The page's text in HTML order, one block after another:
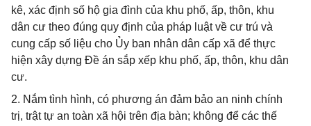
kê, xác định số hộ gia đình của khu phố, ấp, thôn, khu
dân cư theo đúng quy định của pháp luật về cư trú và
cung cấp số liệu cho Ủy ban nhân dân cấp xã để thực
hiện xây dựng Đề án sắp xếp khu phố, ấp, thôn, khu dân
cư.
2. Nắm tình hình, có phương án đảm bảo an ninh chính
trị, trật tự an toàn xã hội trên địa bàn; không để các thế